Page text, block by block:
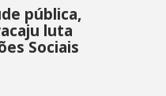
pública,
luta
Sociais